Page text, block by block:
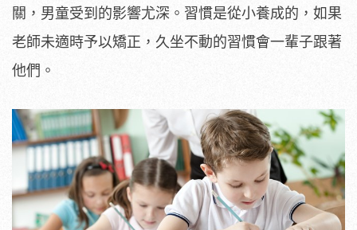
關，男童受到的影響尤深。習慣是從小養成的，如果
老師未適時予以矯正，久坐不動的習慣會一輩子跟著
他們。